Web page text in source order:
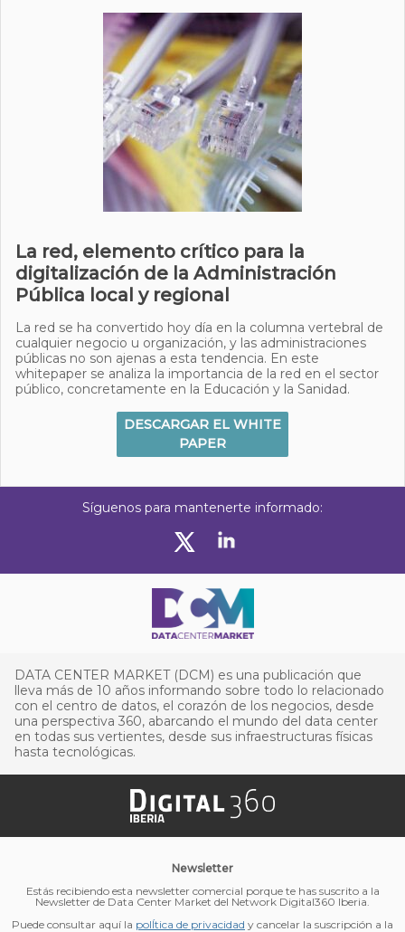
La red, elemento crítico para la
digitalización de la Administración
Pública local y regional
La red se ha convertido hoy día en la columna vertebral de
cualquier negocio u organización, y las administraciones
públicas no son ajenas a esta tendencia. En este
whitepaper se analiza la importancia de la red en el sector
público, concretamente en la Educación y la Sanidad.
DESCARGAR EL WHITE
PAPER
Síguenos para mantenerte informado:
DATA CENTER MARKET (DCM) es una publicación que
lleva más de 10 años informando sobre todo lo relacionado
con el centro de datos, el corazón de los negocios, desde
una perspectiva 360, abarcando el mundo del data center
en todas sus vertientes, desde sus infraestructuras físicas
hasta tecnológicas.
Newsletter
Estás recibiendo esta newsletter comercial porque te has suscrito a la
Newsletter de Data Center Market del Network Digital360 Iberia.
Puede consultar aquí la polÍtica de privacidad y cancelar la suscripción a la